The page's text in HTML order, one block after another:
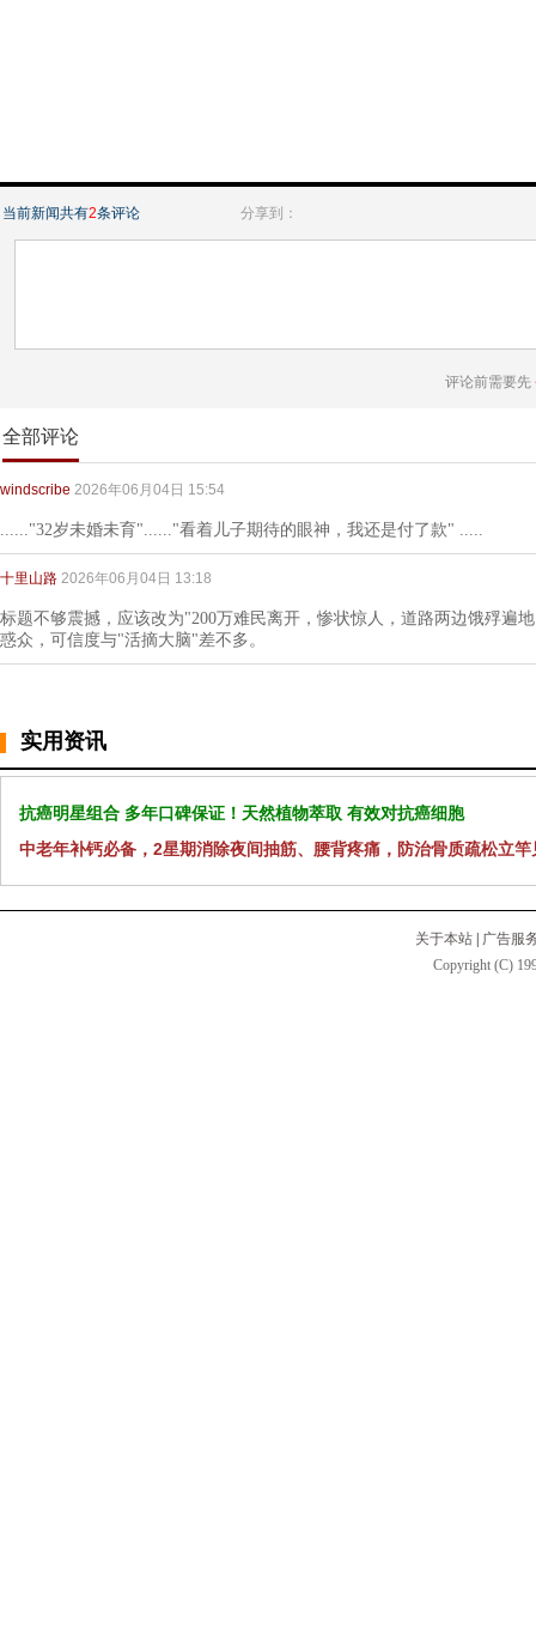
当前新闻共有2条评论 分享到：
评论前需要先
全部评论
windscribe 2026年06月04日 15:54
......"32岁未婚未育"......"看着儿子期待的眼神，我还是付了款" .....
十里山路 2026年06月04日 13:18
标题不够震撼，应该改为"200万难民离开，惨状惊人，道路两边饿殍遍
惑众，可信度与"活摘大脑"差不多。
实用资讯
抗癌明星组合 多年口碑保证！天然植物萃取 有效对抗癌细胞
中老年补钙必备，2星期消除夜间抽筋、腰背疼痛，防治骨质疏松立竿
关于本站
广告服
Copyright (C)